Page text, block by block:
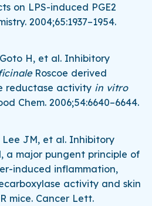
on LPS-induced PGE2
2004;65:1937–1954.
H, et al. Inhibitory
Roscoe derived
reductase activity in vitro
Chem. 2006;54:6640–6644.
Lee JM, et al. Inhibitory
a major pungent principle of
induced inflammation,
activity and skin
mice. Cancer Lett.